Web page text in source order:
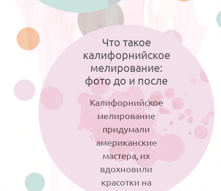
сожалению, не все так просто. В
блондинку может...
Что такое
калифорнийское
мелирование:
фото до и после
Калифорнийское
мелирование
придумали
американские
мастера, их
вдохновили
красотки на